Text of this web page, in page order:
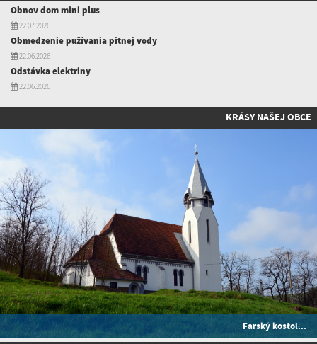
Obnov dom mini plus
22.07.2026
Obmedzenie pužívania pitnej vody
22.06.2026
Odstávka elektriny
22.06.2026
KRÁSY NAŠEJ OBCE
Farský kostol...